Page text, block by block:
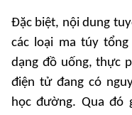
Đặc biệt, nội dung
các loại ma túy
dạng đồ uống, thực
điện tử đang có
học đường. Qua đó